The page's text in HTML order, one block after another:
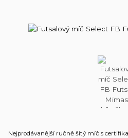
Nejprodávanější ručně šitý míč s